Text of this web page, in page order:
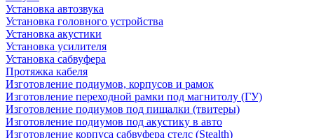
Установка автозвука
Установка головного устройства
Установка акустики
Установка усилителя
Установка сабвуфера
Протяжка кабеля
Изготовление подиумов, корпусов и рамок
Изготовление переходной рамки под магнитолу (ГУ)
Изготовление подиумов под пищалки (твитеры)
Изготовление подиумов под акустику в авто
Изготовление корпуса сабвуфера стелс (Stealth)